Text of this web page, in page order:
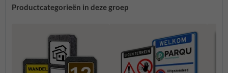
Productcategorieën in deze groep